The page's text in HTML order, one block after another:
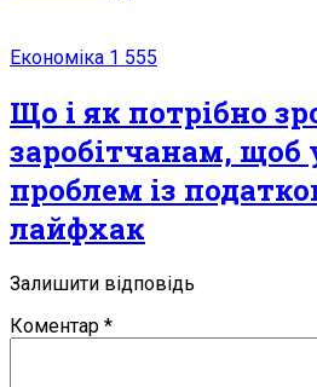
Економіка 1 555
Що і як потрібно
заробітчанам,
проблем із
лайфхак
Залишити відповідь
Коментар *